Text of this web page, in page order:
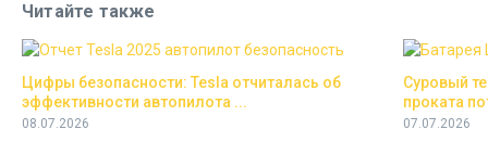
Читайте также
Цифры безопасности: Tesla отчиталась об
эффективности автопилота ...
08.07.2026
Суровый
проката
07.07.2026